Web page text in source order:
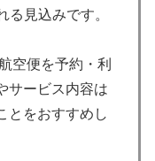
る見込みです。
空便を予約・利
サービス内容は
とをおすすめし